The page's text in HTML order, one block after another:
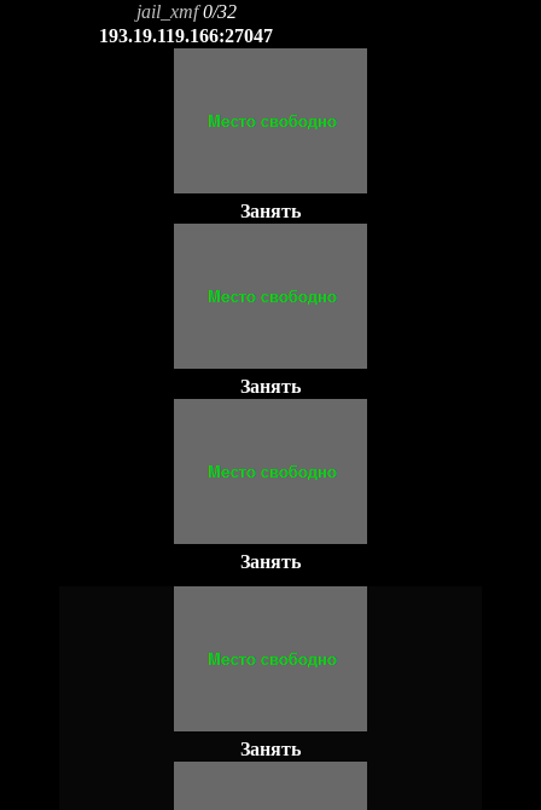
jail_xmf 0/32
193.19.119.166:27047
Занять
Занять
Занять
Занять